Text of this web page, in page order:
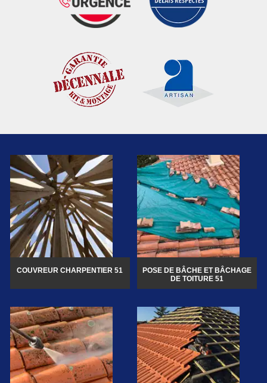
COUVREUR CHARPENTIER 51
POSE DE BÂCHE ET BÂCHAGE
DE TOITURE 51